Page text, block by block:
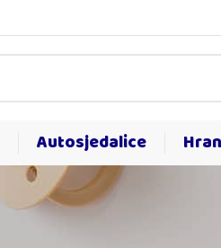
Autosjedalice